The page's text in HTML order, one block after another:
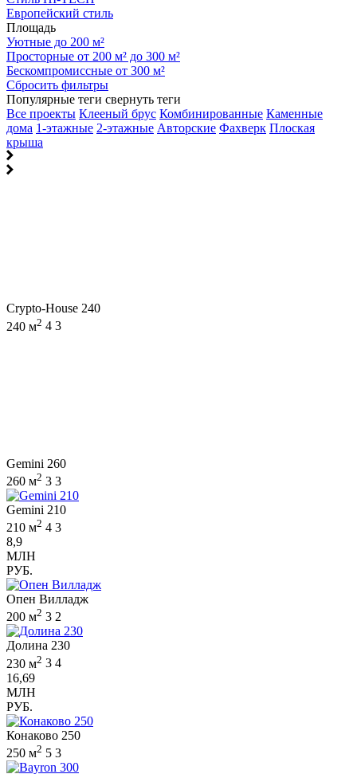
Европейский стиль
Площадь
Уютные до 200 м²
Просторные от 200 м² до 300 м²
Бескомпромиссные от 300 м²
Сбросить фильтры
Популярные теги свернуть теги
Все проекты Клееный брус Комбинированные Каменные
дома 1-этажные 2-этажные Авторские Фахверк Плоская
крыша
Crypto-House 240
240 м2 4 3
Gemini 260
260 м2 3 3
Gemini 210
210 м2 4 3
8,9
МЛН
РУБ.
Опен Вилладж
200 м2 3 2
Долина 230
230 м2 3 4
16,69
МЛН
РУБ.
Конаково 250
250 м2 5 3